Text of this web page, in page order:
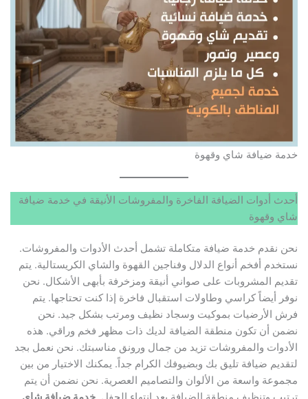
خدمة ضيافة شاي وقهوة
أحدث أدوات الضيافة الفاخرة والمفروشات الأنيقة في خدمة ضيافة
شاي وقهوة
نحن نقدم خدمة ضيافة متكاملة تشمل أحدث الأدوات والمفروشات.
نستخدم أفخم أنواع الدلال وفناجين القهوة والشاي الكريستالية. يتم
تقديم المشروبات على صواني أنيقة ومزخرفة بأبهى الأشكال. نحن
نوفر أيضاً كراسي وطاولات استقبال فاخرة إذا كنت تحتاجها. يتم
فرش الأرضيات بموكيت وسجاد نظيف ومرتب بشكل جيد. نحن
نضمن أن تكون منطقة الضيافة لديك ذات مظهر فخم وراقي. هذه
الأدوات والمفروشات تزيد من جمال ورونق مناسبتك. نحن نعمل بجد
لتقديم ضيافة تليق بك وبضيوفك الكرام جداً. يمكنك الاختيار من بين
مجموعة واسعة من الألوان والتصاميم العصرية. نحن نضمن أن يتم